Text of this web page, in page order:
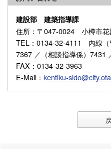
建設部 建築指導課
住所 ：〒047-0024 小樽市
TEL ：0134-32-4111 内線（
7367 ／（相談指導係）7431
FAX ：0134-32-3963
E-Mail ： kentiku-